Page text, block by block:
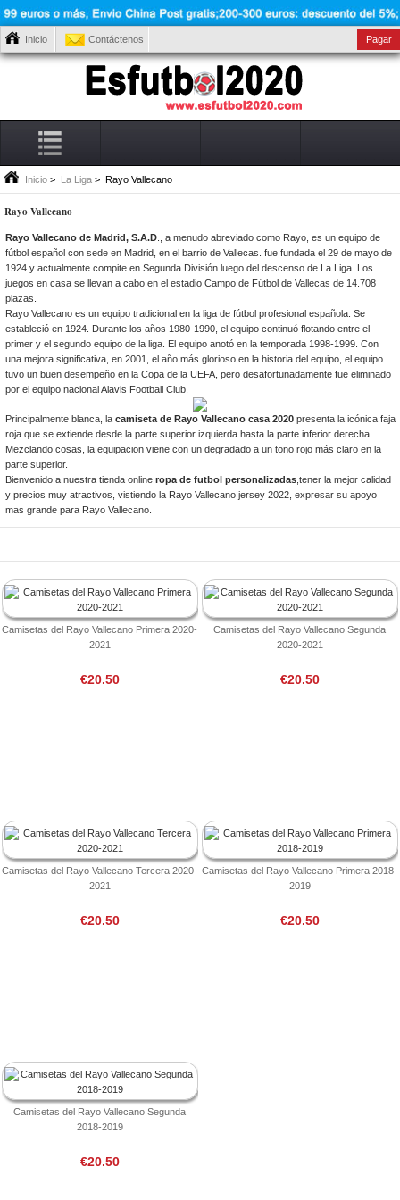
Inicio Contáctenos Pagar
Inicio > La Liga > Rayo Vallecano
Rayo Vallecano
Rayo Vallecano de Madrid, S.A.D., a menudo abreviado como Rayo, es un equipo de
fútbol español con sede en Madrid, en el barrio de Vallecas. fue fundada el 29 de mayo de
1924 y actualmente compite en Segunda División luego del descenso de La Liga. Los
juegos en casa se llevan a cabo en el estadio Campo de Fútbol de Vallecas de 14.708
plazas.
Rayo Vallecano es un equipo tradicional en la liga de fútbol profesional española. Se
estableció en 1924. Durante los años 1980-1990, el equipo continuó flotando entre el
primer y el segundo equipo de la liga. El equipo anotó en la temporada 1998-1999. Con
una mejora significativa, en 2001, el año más glorioso en la historia del equipo, el equipo
tuvo un buen desempeño en la Copa de la UEFA, pero desafortunadamente fue eliminado
por el equipo nacional Alavis Football Club.
Principalmente blanca, la camiseta de Rayo Vallecano casa 2020presenta la icónica faja
roja que se extiende desde la parte superior izquierda hasta la parte inferior derecha.
Mezclando cosas, la equipacion viene con un degradado a un tono rojo más claro en la
parte superior.
Bienvenido a nuestra tienda online ropa de futbol personalizadas,tener la mejor calidad
y precios muy atractivos, vistiendo la Rayo Vallecano jersey 2022, expresar su apoyo
mas grande para Rayo Vallecano.
Camisetas del Rayo Vallecano Primera 2020-
2021
€20.50
Camisetas del Rayo Vallecano Segunda
2020-2021
€20.50
Camisetas del Rayo Vallecano Tercera 2020-
2021
€20.50
Camisetas del Rayo Vallecano Primera 2018-
2019
€20.50
Camisetas del Rayo Vallecano Segunda
2018-2019
€20.50